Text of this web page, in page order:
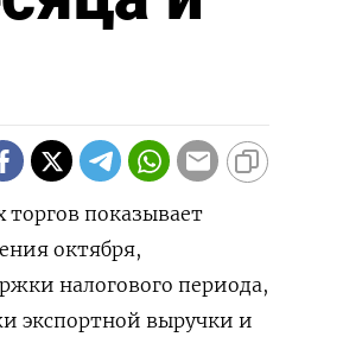
показывает
октября,
налогового периода,
экспортной выручки и